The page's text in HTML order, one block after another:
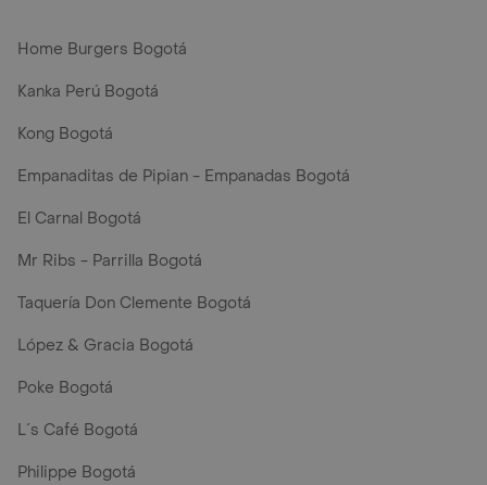
Home Burgers Bogotá
Kanka Perú Bogotá
Kong Bogotá
Empanaditas de Pipian - Empanadas Bogotá
El Carnal Bogotá
Mr Ribs - Parrilla Bogotá
Taquería Don Clemente Bogotá
López & Gracia Bogotá
Poke Bogotá
L´s Café Bogotá
Philippe Bogotá